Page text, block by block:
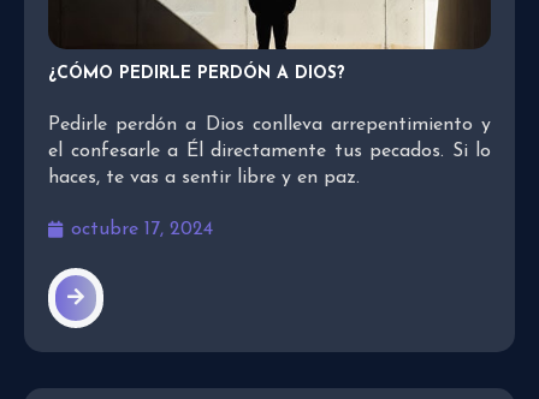
¿CÓMO PEDIRLE PERDÓN A DIOS?
Pedirle perdón a Dios conlleva arrepentimiento y
el confesarle a Él directamente tus pecados. Si lo
haces, te vas a sentir libre y en paz.
octubre 17, 2024